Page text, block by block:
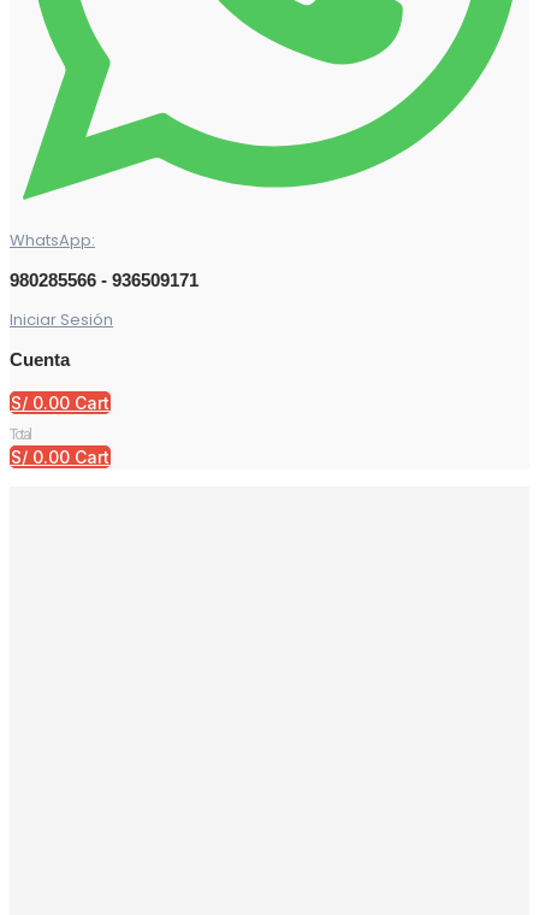
WhatsApp:
980285566 - 936509171
Iniciar Sesión
Cuenta
S/ 0.00 Cart
Total
S/ 0.00 Cart